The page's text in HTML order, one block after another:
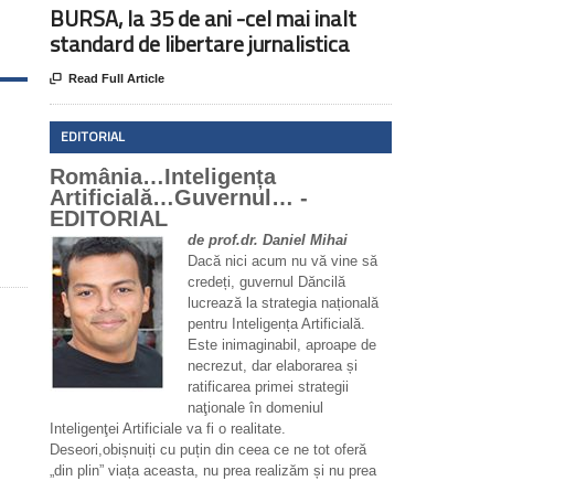
BURSA, la 35 de ani -cel mai inalt
standard de libertare jurnalistica
 Read Full Article
EDITORIAL
România…Inteligența
Artificială…Guvernul… -
EDITORIAL
de prof.dr. Daniel Mihai
Dacă nici acum nu vă vine să
credeți, guvernul Dăncilă
lucrează la strategia națională
pentru Inteligența Artificială.
Este inimaginabil, aproape de
necrezut, dar elaborarea și
ratificarea primei strategii
naţionale în domeniul
Inteligenţei Artificiale va fi o realitate.
Deseori,obișnuiți cu puțin din ceea ce ne tot oferă
„din plin” viața aceasta, nu prea realizăm și nu prea